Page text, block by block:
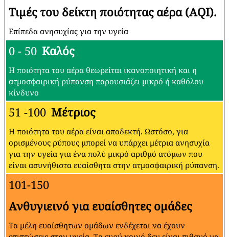
Τιμές του δείκτη ποιότητας αέρα (AQI).
Επίπεδα ανησυχίας για την υγεία
0 - 50 Καλός
Η ποιότητα του αέρα θεωρείται ικανοποιητική και η
ατμοσφαιρική ρύπανση παρουσιάζει μικρό ή καθόλου
κίνδυνο
51 -100 Μέτριος
Η ποιότητα του αέρα είναι αποδεκτή. Ωστόσο, για
ορισμένους ρύπους μπορεί να υπάρχει μέτρια ανησυχία
για την υγεία για ένα πολύ μικρό αριθμό ατόμων που
είναι ασυνήθιστα ευαίσθητα στην ατμοσφαιρική ρύπανση.
101-150
Ανθυγιεινό για ευαίσθητες ομάδες
Τα μέλη ευαίσθητων ομάδων ενδέχεται να έχουν